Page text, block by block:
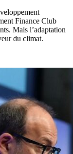
Finance Club
Mais l’adaptation
du climat.